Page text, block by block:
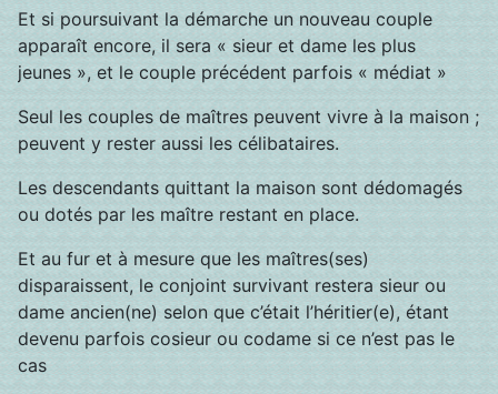
Et si poursuivant la démarche un nouveau couple
apparaît encore, il sera « sieur et dame les plus
jeunes », et le couple précédent parfois « médiat »
Seul les couples de maîtres peuvent vivre à la maison ;
peuvent y rester aussi les célibataires.
Les descendants quittant la maison sont dédomagés
ou dotés par les maître restant en place.
Et au fur et à mesure que les maîtres(ses)
disparaissent, le conjoint survivant restera sieur ou
dame ancien(ne) selon que c’était l’héritier(e), étant
devenu parfois cosieur ou codame si ce n’est pas le
cas